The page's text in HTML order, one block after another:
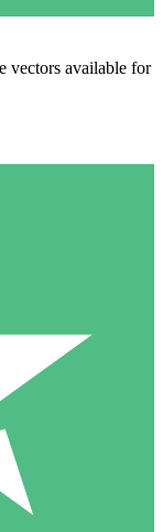
vectors available for